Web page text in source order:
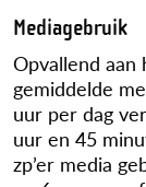
Mediagebruik
Opvallend
gemiddelde
uur per dag
uur en 45
zp’er media